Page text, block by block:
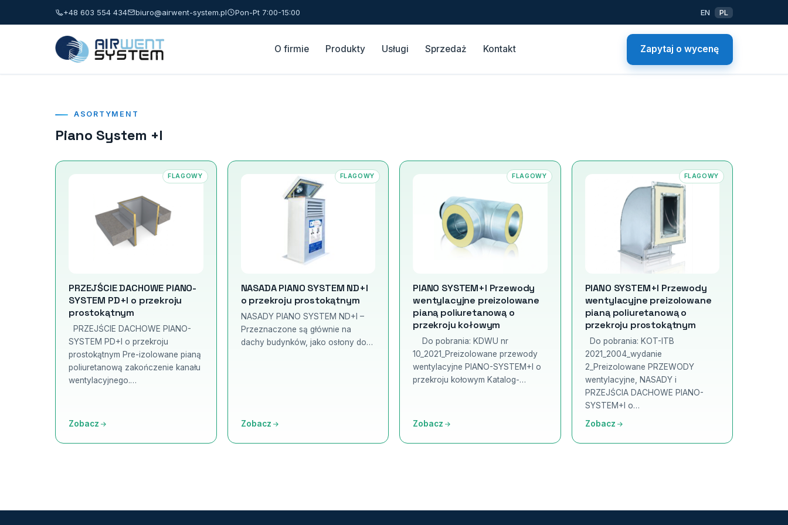
+48 603 554 434 biuro@airwent-system.pl Pon-Pt 7:00-15:00 EN PL
O firmie Produkty Usługi Sprzedaż Kontakt Zapytaj o wycenę
ASORTYMENT
Piano System +I
FLAGOWY
PRZEJŚCIE DACHOWE PIANO-
SYSTEM PD+I o przekroju
prostokątnym
PRZEJŚCIE DACHOWE PIANO-
SYSTEM PD+I o przekroju
prostokątnym Pre-izolowane pianą
poliuretanową zakończenie kanału
wentylacyjnego.…
Zobacz
FLAGOWY
NASADA PIANO SYSTEM ND+I
o przekroju prostokątnym
NASADY PIANO SYSTEM ND+I –
Przeznaczone są głównie na
dachy budynków, jako osłony do…
Zobacz
FLAGOWY
PIANO SYSTEM+I Przewody
wentylacyjne preizolowane
pianą poliuretanową o
przekroju kołowym
Do pobrania: KDWU nr
10_2021_Preizolowane przewody
wentylacyjne PIANO-SYSTEM+I o
przekroju kołowym Katalog-…
Zobacz
FLAGOWY
PIANO SYSTEM+I Przewody
wentylacyjne preizolowane
pianą poliuretanową o
przekroju prostokątnym
Do pobrania: KOT-ITB
2021_2004_wydanie
2_Preizolowane PRZEWODY
wentylacyjne, NASADY i
PRZEJŚCIA DACHOWE PIANO-
SYSTEM+I o…
Zobacz